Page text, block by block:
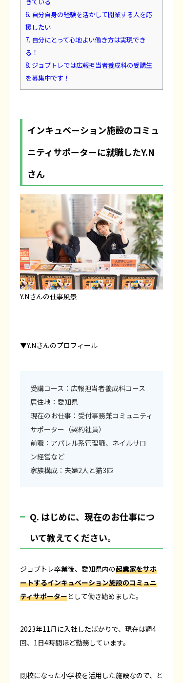
6. 自分自身の経験を活かして開業する人を応
援したい
7. 自分にとって心地よい働き方は実現でき
る！
8. ジョブトレでは広報担当者養成科の受講生
を募集中です！
インキュベーション施設のコミュ
ニティサポーターに就職したY.N
さん
Y.Nさんの仕事風景
▼Y.Nさんのプロフィール
受講コース：広報担当者養成科コース
居住地：愛知県
現在のお仕事：受付事務兼コミュニティ
サポーター（契約社員）
前職：アパレル系管理職、ネイルサロ
ン経営など
家族構成：夫婦2人と猫3匹
Q. はじめに、現在のお仕事につ
いて教えてください。
ジョブトレ卒業後、愛知県内の起業家をサポ
ートするインキュベーション施設のコミュニ
ティサポーターとして働き始めました。
2023年11月に入社したばかりで、現在は週4
回、1日4時間ほど勤務しています。
閉校になった小学校を活用した施設なので、と